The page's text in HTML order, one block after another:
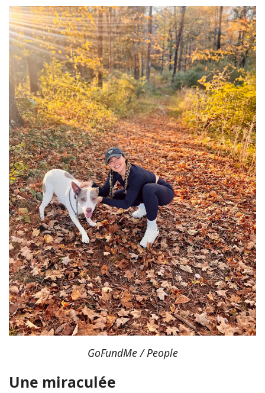
GoFundMe / People
Une miraculée